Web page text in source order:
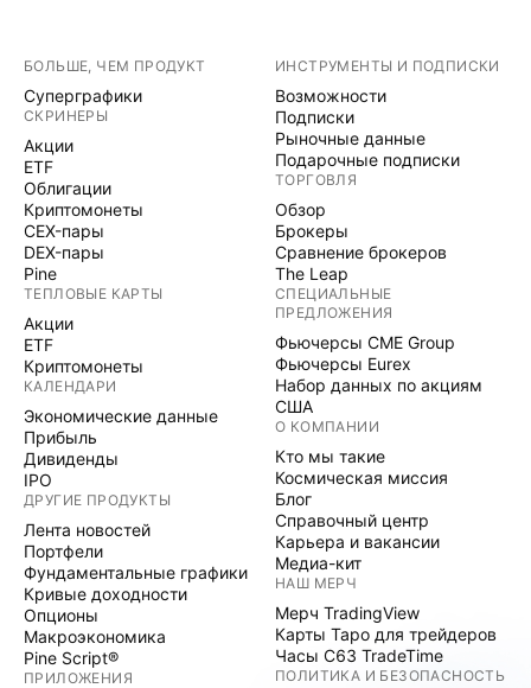
БОЛЬШЕ, ЧЕМ ПРОДУКТ
Суперграфики
СКРИНЕРЫ
Акции
ETF
Облигации
Криптомонеты
CEX-пары
DEX-пары
Pine
ТЕПЛОВЫЕ КАРТЫ
Акции
ETF
Криптомонеты
КАЛЕНДАРИ
Экономические данные
Прибыль
Дивиденды
IPO
ДРУГИЕ ПРОДУКТЫ
Лента новостей
Портфели
Фундаментальные графики
Кривые доходности
Опционы
Макроэкономика
Pine Script®
ПРИЛОЖЕНИЯ
ИНСТРУМЕНТЫ И ПОДПИСКИ
Возможности
Подписки
Рыночные данные
Подарочные подписки
ТОРГОВЛЯ
Обзор
Брокеры
Сравнение брокеров
The Leap
СПЕЦИАЛЬНЫЕ
ПРЕДЛОЖЕНИЯ
Фьючерсы CME Group
Фьючерсы Eurex
Набор данных по акциям
США
О КОМПАНИИ
Кто мы такие
Космическая миссия
Блог
Справочный центр
Карьера и вакансии
Медиа-кит
НАШ МЕРЧ
Мерч TradingView
Карты Таро для трейдеров
Часы C63 TradeTime
ПОЛИТИКА И БЕЗОПАСНОСТЬ